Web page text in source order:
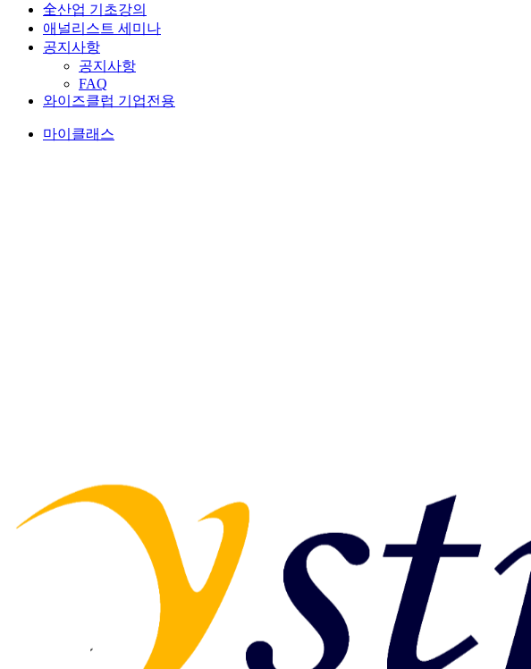
全산업 기초강의
애널리스트 세미나
공지사항
공지사항
FAQ
와이즈클럽 기업전용
마이클래스